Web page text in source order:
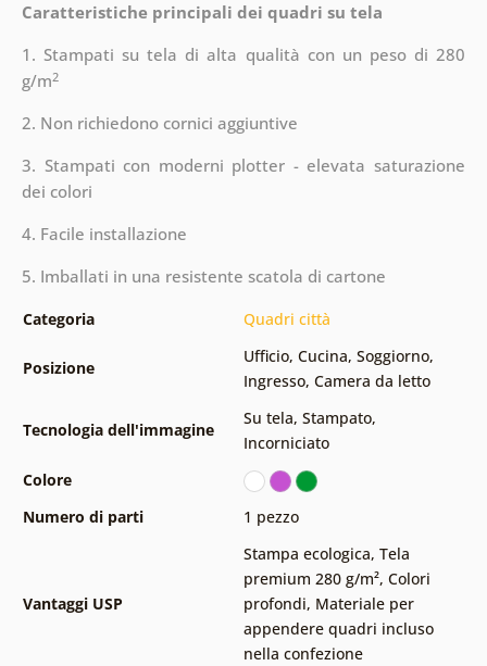
Caratteristiche principali dei quadri su tela
1. Stampati su tela di alta qualità con un peso di 280
g/m2
2. Non richiedono cornici aggiuntive
3. Stampati con moderni plotter - elevata saturazione
dei colori
4. Facile installazione
5. Imballati in una resistente scatola di cartone
Categoria Quadri città
Posizione
Ufficio, Cucina, Soggiorno,
Ingresso, Camera da letto
Tecnologia dell'immagine
Su tela, Stampato,
Incorniciato
Colore
Numero di parti
1 pezzo
Vantaggi USP
Stampa ecologica, Tela
premium 280 g/m², Colori
profondi, Materiale per
appendere quadri incluso
nella confezione